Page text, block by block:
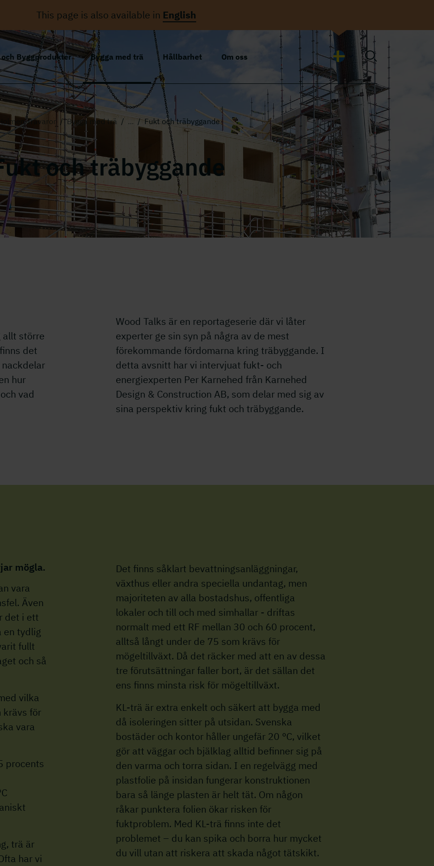
och Byggprodukter Bygga med trä Hållbarhet Om oss
Swedish
Trävaror / Bygga med trä / ... / Fukt och träbyggande
och träbyggande
allt större
det
hur
vad
Wood Talks är en reportageserie där vi låter
experter ge sin syn på några av de mest
förekommande fördomarna kring träbyggande. I
detta avsnitt har vi intervjuat fukt- och
energiexperten Per Karnehed från Karnehed
Design & Construction AB, som delar med sig av
sina perspektiv kring fukt och träbyggande.
mögla.
vara
Även
det i ett
en tydlig
fullt
och så
vilka
krävs för
vara
procents
trä är
har vi
Det finns såklart bevattningsanläggningar,
växthus eller andra speciella undantag, men
majoriteten av alla bostadshus, offentliga
lokaler och till och med simhallar - driftas
normalt med ett RF mellan 30 och 60 procent,
alltså långt under de 75 som krävs för
mögeltillväxt. Då det räcker med att en av dessa
tre förutsättningar faller bort, är det sällan det
ens finns minsta risk för mögeltillväxt.
KL-trä är extra enkelt och säkert att bygga med
då isoleringen sitter på utsidan. Svenska
bostäder och kontor håller ungefär 20 °C, vilket
gör att väggar och bjälklag alltid befinner sig på
den varma och torra sidan. I en regelvägg med
plastfolie på insidan fungerar konstruktionen
bara så länge plasten är helt tät. Om någon
råkar punktera folien ökar risken för
fuktproblem. Med KL-trä finns inte det
problemet – du kan spika och borra hur mycket
du vill utan att riskera att skada något tätskikt.
This page is also available in English